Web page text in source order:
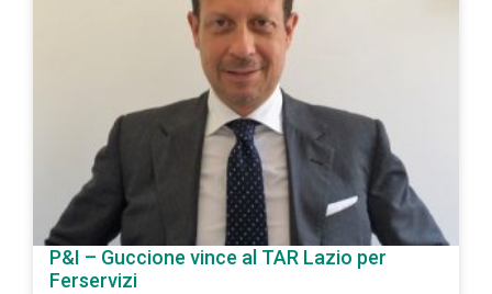
P&I – Guccione vince al TAR Lazio per
Ferservizi